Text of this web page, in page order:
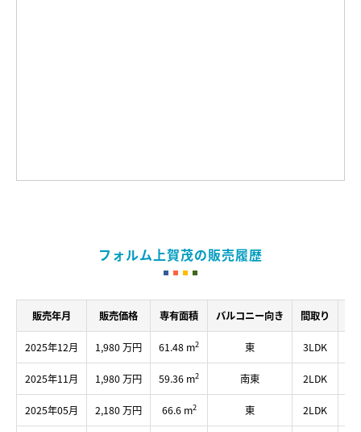
フォルム上賀茂の販売履歴
販売年月 販売価格 専有面積 バルコニー向き 間取り
2025年12月 1,980 万円 61.48 m2 東 3LDK
2025年11月 1,980 万円 59.36 m2 南東 2LDK
2025年05月 2,180 万円 66.6 m2 東 2LDK